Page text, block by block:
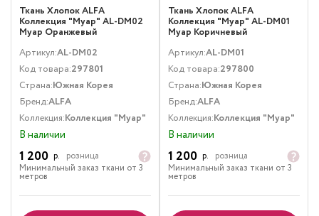
Ткань Хлопок ALFA
Коллекция "Муар" AL-DM02
Муар Оранжевый
Артикул:AL-DM02
Код товара:297801
Страна:Южная Корея
Бренд:ALFA
Коллекция:Коллекция "Муар"
В наличии
1 200 р.
розница
Минимальный заказ ткани от 3
метров
Ткань Хлопок ALFA
Коллекция "Муар" AL-DM01
Муар Коричневый
Артикул:AL-DM01
Код товара:297800
Страна:Южная Корея
Бренд:ALFA
Коллекция:Коллекция "Муар"
В наличии
1 200 р.
розница
Минимальный заказ ткани от 3
метров